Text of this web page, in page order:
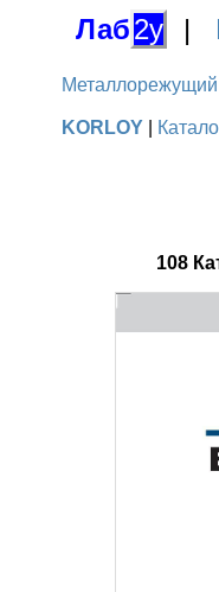
Лаб2у |
Металлорежущий
KORLOY
108